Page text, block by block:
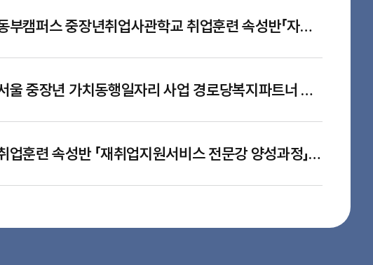
2026년 동부캠퍼스 중장년취업사관학교 취업훈련 속성반「자전거 정비 실무자 양성과정」2기 최종 합격자 공고
2026년 서울 중장년 가치동행일자리 사업 경로당복지파트너 추가모집 최종 합격자 직무교육 참석 안내
2026년 취업훈련 속성반 「재취업지원서비스 전문강 양성과정」서류 심사 합격자 및 면접 심사 안내